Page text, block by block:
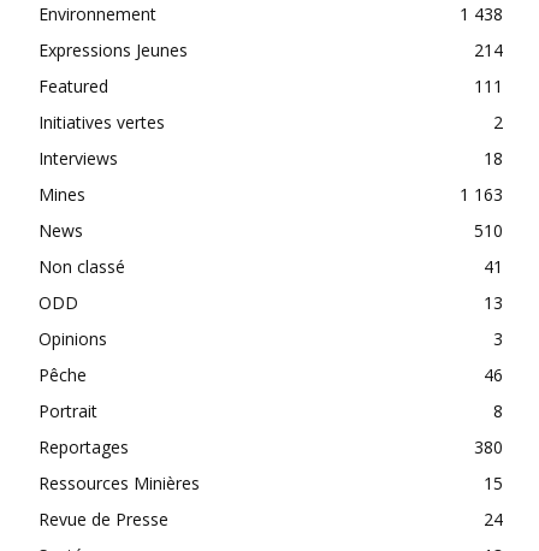
Environnement
1 438
Expressions Jeunes
214
Featured
111
Initiatives vertes
2
Interviews
18
Mines
1 163
News
510
Non classé
41
ODD
13
Opinions
3
Pêche
46
Portrait
8
Reportages
380
Ressources Minières
15
Revue de Presse
24